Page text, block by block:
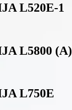
L520E-1
L5800 (A)
L750E